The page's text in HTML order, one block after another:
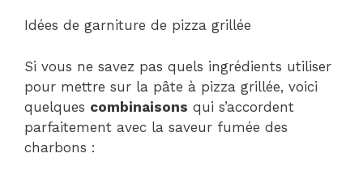
Idées de garniture de pizza grillée
Si vous ne savez pas quels ingrédients utiliser
pour mettre sur la pâte à pizza grillée, voici
quelques combinaisons qui s’accordent
parfaitement avec la saveur fumée des
charbons :